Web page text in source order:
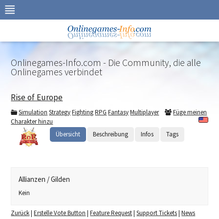
Zur
Navigation
Inhalt
Onlinegames-Info.com - Die Community, die alle
Onlinegames verbindet
Rise of Europe
Simulation StrategyFightingRPG FantasyMultiplayer
Füge meinen
Charakter hinzu
Übersicht
Beschreibung Infos Tags
Allianzen / Gilden
Kein
Zurück|Erstelle Vote Button |Feature Request|Support Tickets|News